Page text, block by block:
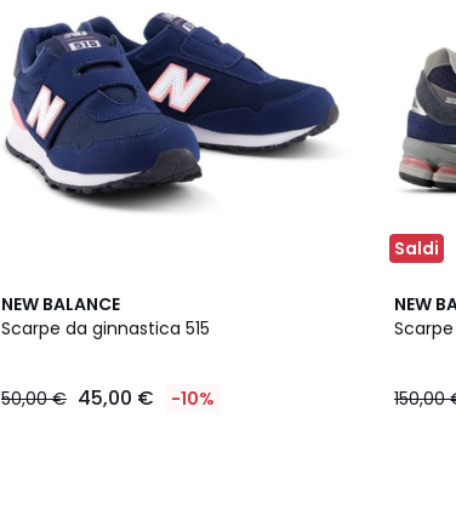
NEW BALANCE
Scarpe da ginnastica 515
50,00 € 45,00 € -10%
Saldi
NEW
150,00
2
Colori